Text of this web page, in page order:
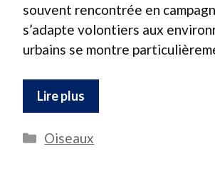
souvent rencontrée en
s’adapte volontiers aux
urbains se montre
Lire plus
Catégories
Oiseaux